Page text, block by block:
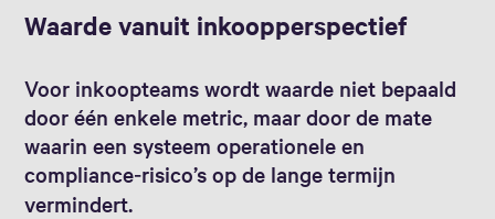
Waarde vanuit inkoopperspectief
Voor inkoopteams wordt waarde niet bepaald
door één enkele metric, maar door de mate
waarin een systeem operationele en
compliance‑risico’s op de lange termijn
vermindert.